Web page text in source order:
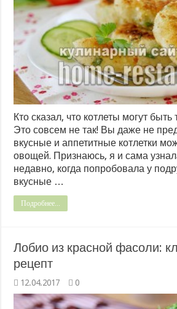
Кто сказал, что котлеты могут быть
Это совсем не так! Вы даже не
вкусные и аппетитные котлетки
овощей. Признаюсь, я и сама
недавно, когда попробовала у
вкусные …
Подробнее...
Лобио из красной фасоли:
рецепт
12.04.2017 0